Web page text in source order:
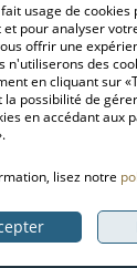
Conditions
Hébergement
ADN communication
usage de cookies
pour analyser
offrir une
n'utiliserons des
en cliquant sur
la possibilité de
en accédant aux
lisez notre